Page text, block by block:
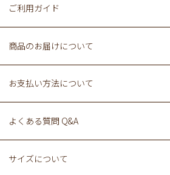
ご利用ガイド
商品のお届けについて
お支払い方法について
よくある質問 Q&A
サイズについて